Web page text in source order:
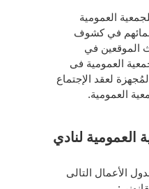
العمومية
لأسمائهم في كشوف
الموقعين في
العمومية فى
لعقد الإجتماع
العمومية.
العمومية لنادي
الأعمال التالى